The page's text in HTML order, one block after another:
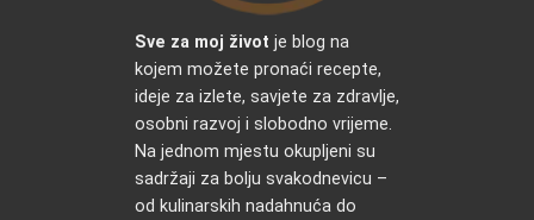
Sve za moj život je blog na
kojem možete pronaći recepte,
ideje za izlete, savjete za zdravlje,
osobni razvoj i slobodno vrijeme.
Na jednom mjestu okupljeni su
sadržaji za bolju svakodnevicu –
od kulinarskih nadahnuća do